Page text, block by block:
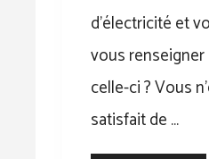
d’électricité et
vous
celle-ci ? Vous
satisfait de …